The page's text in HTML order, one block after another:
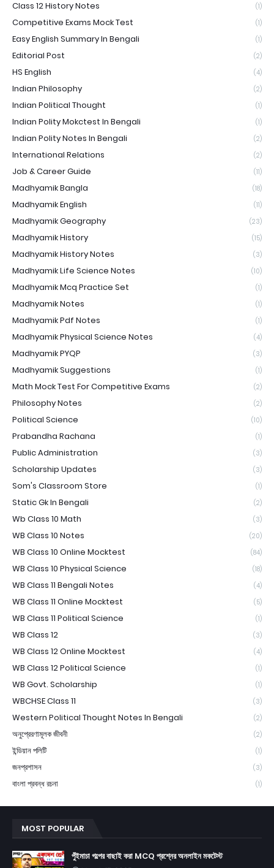
Class 12 History Notes (1)
Competitive Exams Mock Test (1)
Easy English Summary In Bengali (1)
Editorial Post (2)
HS English (4)
Indian Philosophy (2)
Indian Political Thought (1)
Indian Polity Mokctest In Bengali (1)
Indian Polity Notes In Bengali (2)
International Relations (2)
Job & Career Guide (11)
Madhyamik Bangla (18)
Madhyamik English (11)
Madhyamik Geography (23)
Madhyamik History (15)
Madhyamik History Notes (3)
Madhyamik Life Science Notes (10)
Madhyamik Mcq Practice Set (1)
Madhyamik Notes (1)
Madhyamik Pdf Notes (1)
Madhyamik Physical Science Notes (4)
Madhyamik PYQP (3)
Madhyamik Suggestions (1)
Math Mock Test For Competitive Exams (2)
Philosophy Notes (2)
Political Science (10)
Prabandha Rachana (1)
Public Administration (3)
Scholarship Updates (3)
Som's Classroom Store (1)
Static Gk In Bengali (2)
Wb Class 10 Math (3)
WB Class 10 Notes (20)
WB Class 10 Online Mocktest (84)
WB Class 10 Physical Science (18)
WB Class 11 Bengali Notes (4)
WB Class 11 Online Mocktest (5)
WB Class 11 Political Science (1)
WB Class 12 (3)
WB Class 12 Online Mocktest (4)
WB Class 12 Political Science (1)
WB Govt. Scholarship (1)
WBCHSE Class 11 (3)
Western Political Thought Notes In Bengali (2)
অনুপ্রেরণামূলক জীবনী (2)
ইন্ডিয়ান পলিটি (1)
জনপ্রশাসন (3)
বাংলা প্রবন্ধ রচনা (1)
MOST POPULAR
পুঁইমাচা গল্পের বাছাই করা MCQ প্রশ্নের অনলাইন মকটেস্ট